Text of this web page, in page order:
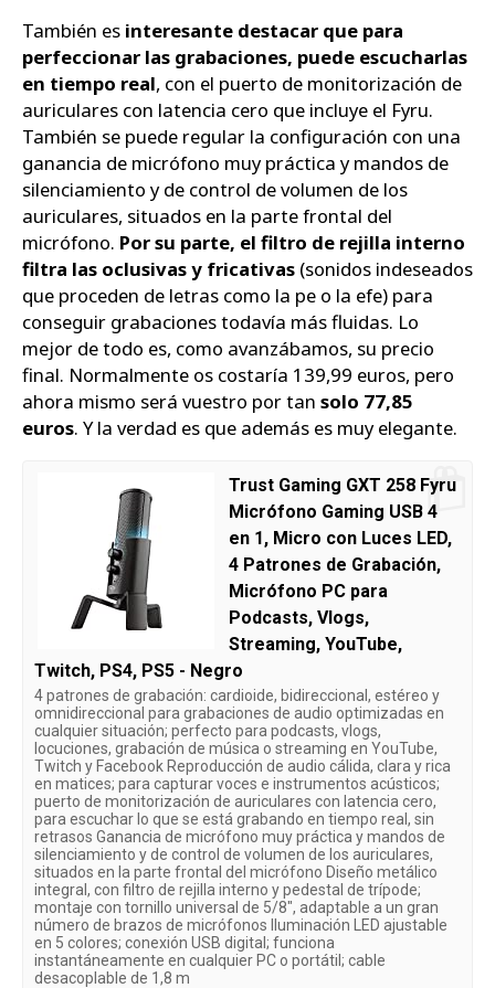
También es interesante destacar que para
perfeccionar las grabaciones, puede escucharlas
en tiempo real, con el puerto de monitorización de
auriculares con latencia cero que incluye el Fyru.
También se puede regular la configuración con una
ganancia de micrófono muy práctica y mandos de
silenciamiento y de control de volumen de los
auriculares, situados en la parte frontal del
micrófono. Por su parte, el filtro de rejilla interno
filtra las oclusivas y fricativas (sonidos indeseados
que proceden de letras como la pe o la efe) para
conseguir grabaciones todavía más fluidas. Lo
mejor de todo es, como avanzábamos, su precio
final. Normalmente os costaría 139,99 euros, pero
ahora mismo será vuestro por tan solo 77,85
euros. Y la verdad es que además es muy elegante.
Trust Gaming GXT 258 Fyru
Micrófono Gaming USB 4
en 1, Micro con Luces LED,
4 Patrones de Grabación,
Micrófono PC para
Podcasts, Vlogs,
Streaming, YouTube,
Twitch, PS4, PS5 - Negro
4 patrones de grabación: cardioide, bidireccional, estéreo y
omnidireccional para grabaciones de audio optimizadas en
cualquier situación; perfecto para podcasts, vlogs,
locuciones, grabación de música o streaming en YouTube,
Twitch y Facebook Reproducción de audio cálida, clara y rica
en matices; para capturar voces e instrumentos acústicos;
puerto de monitorización de auriculares con latencia cero,
para escuchar lo que se está grabando en tiempo real, sin
retrasos Ganancia de micrófono muy práctica y mandos de
silenciamiento y de control de volumen de los auriculares,
situados en la parte frontal del micrófono Diseño metálico
integral, con filtro de rejilla interno y pedestal de trípode;
montaje con tornillo universal de 5/8", adaptable a un gran
número de brazos de micrófonos Iluminación LED ajustable
en 5 colores; conexión USB digital; funciona
instantáneamente en cualquier PC o portátil; cable
desacoplable de 1,8 m